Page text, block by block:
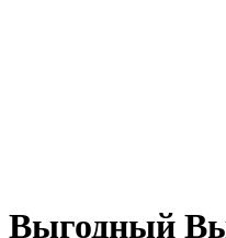
Выгодный